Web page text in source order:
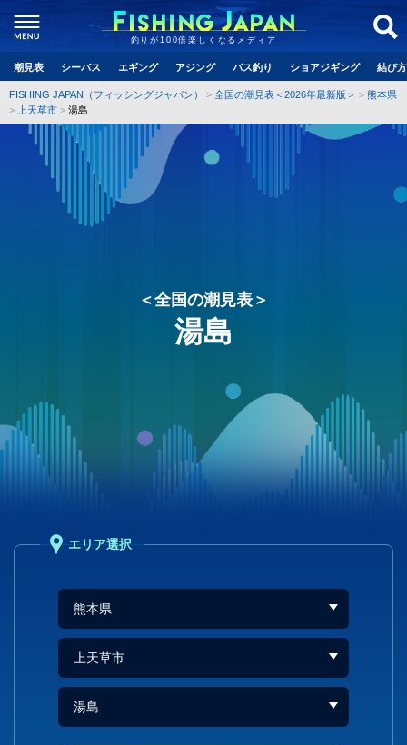
釣りが100倍楽しくなるメディア
潮見表 シーバス エギング アジング バス釣り ショアジギング 結び
FISHING JAPAN（フィッシングジャパン） 全国の潮見表＜2026年最新版＞
熊本県
上天草市
湯島
＜全国の潮見表＞
湯島
エリア選択